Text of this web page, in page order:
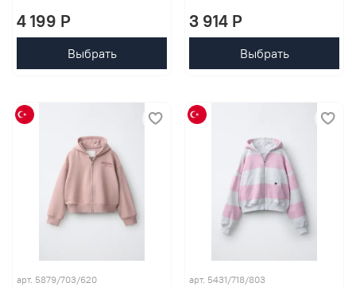
4 199 P
Выбрать
3 914 P
Выбрать
арт. 5879/703/620 арт. 5431/718/803